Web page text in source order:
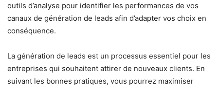
outils d’analyse pour identifier les performances de vos
canaux de génération de leads afin d’adapter vos choix en
conséquence.
La génération de leads est un processus essentiel pour les
entreprises qui souhaitent attirer de nouveaux clients. En
suivant les bonnes pratiques, vous pourrez maximiser